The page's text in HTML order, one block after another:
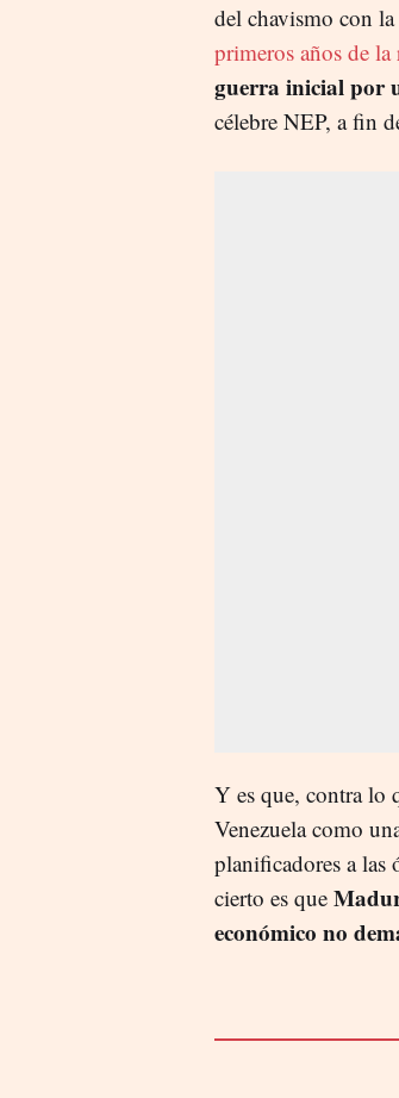
del chavismo con
primeros años de
guerra inicial por
célebre NEP, a fin
Y es que, contra lo
Venezuela como
planificadores a las
cierto es que
económico no